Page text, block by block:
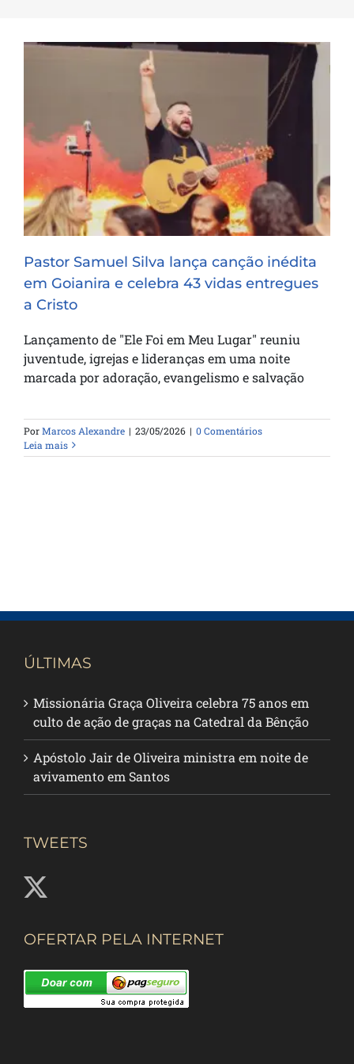
Pastor Samuel Silva lança canção inédita
em Goianira e celebra 43 vidas entregues
a Cristo
Pastor Samuel Silva lança canção inédita
em Goianira e celebra 43 vidas entregues
a Cristo
Lançamento de "Ele Foi em Meu Lugar" reuniu
juventude, igrejas e lideranças em uma noite
marcada por adoração, evangelismo e salvação
PorMarcos Alexandre | 23/05/2026 | 0 Comentários
Leia mais
ÚLTIMAS
Missionária Graça Oliveira celebra 75 anos em
culto de ação de graças na Catedral da Bênção
Apóstolo Jair de Oliveira ministra em noite de
avivamento em Santos
TWEETS
OFERTAR PELA INTERNET